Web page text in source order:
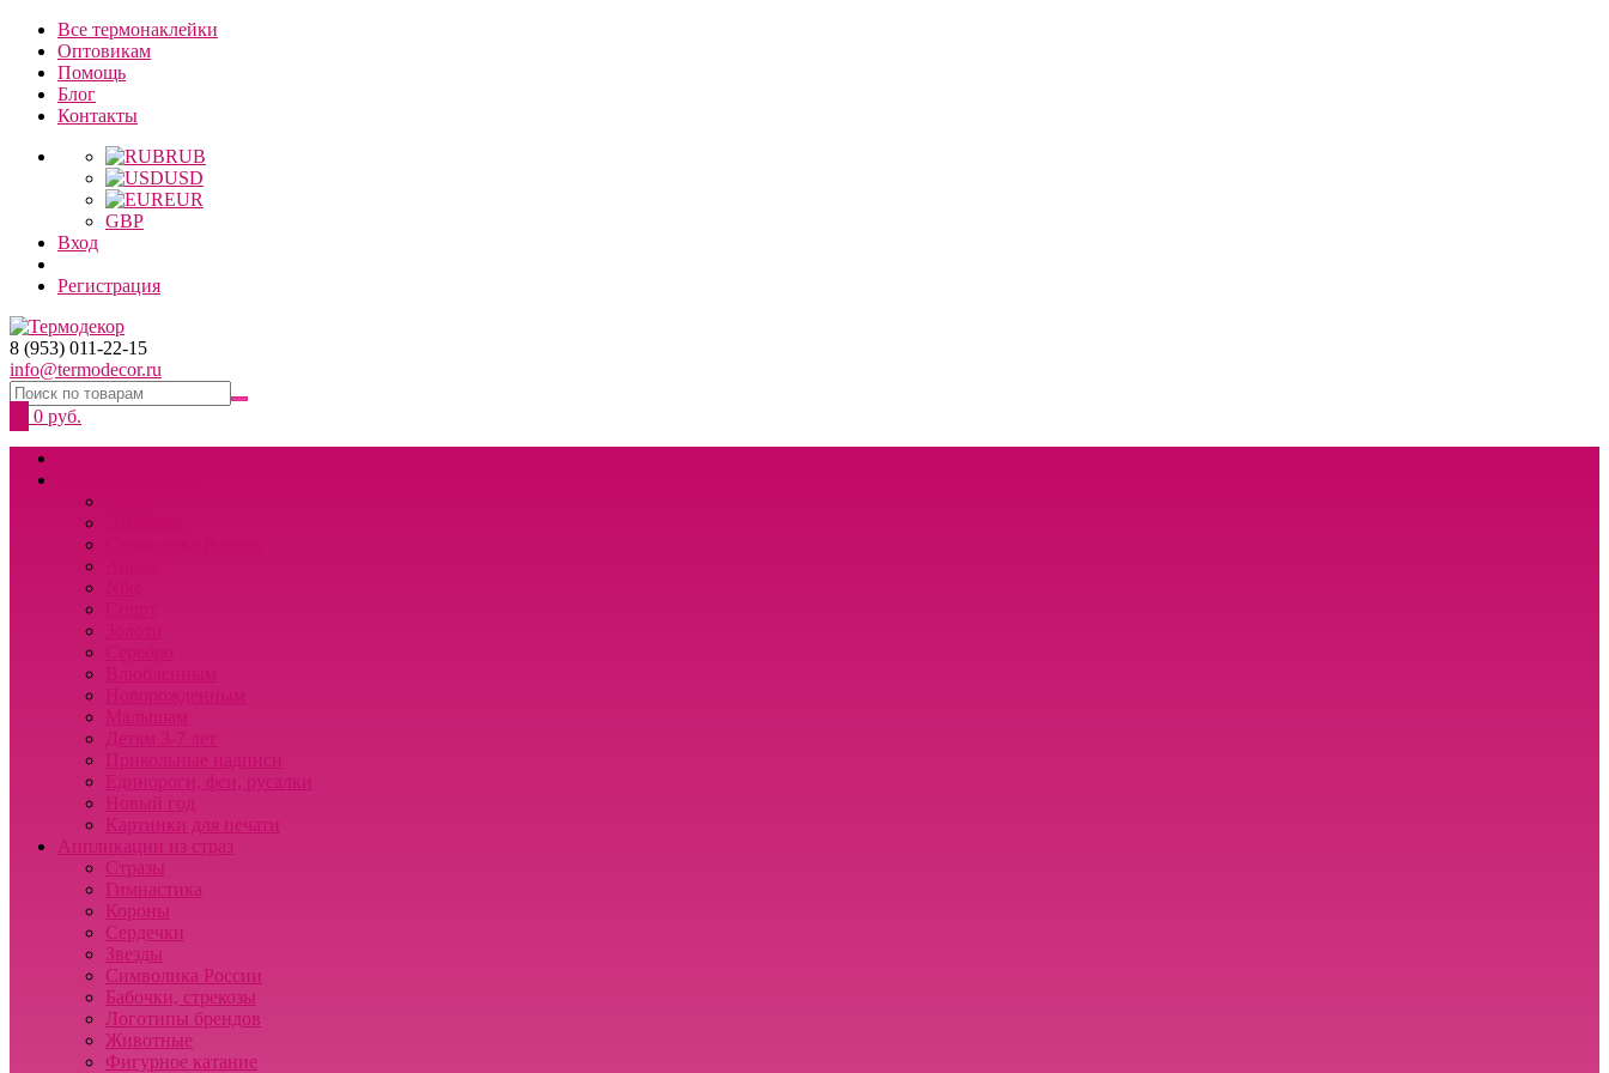
Все термонаклейки
Оптовикам
Помощь
Блог
Контакты
RUB
USD
EUR
GBP
Вход
Регистрация
8 (953) 011-22-15
info@termodecor.ru
0 руб.
Прикольные надписи
Единороги, феи, русалки
Новый год
Картинки для печати
Аппликации из страз
Стразы
Гимнастика
Короны
Сердечки
Звезды
Символика России
Бабочки, стрекозы
Логотипы брендов
Животные
Фигурное катание